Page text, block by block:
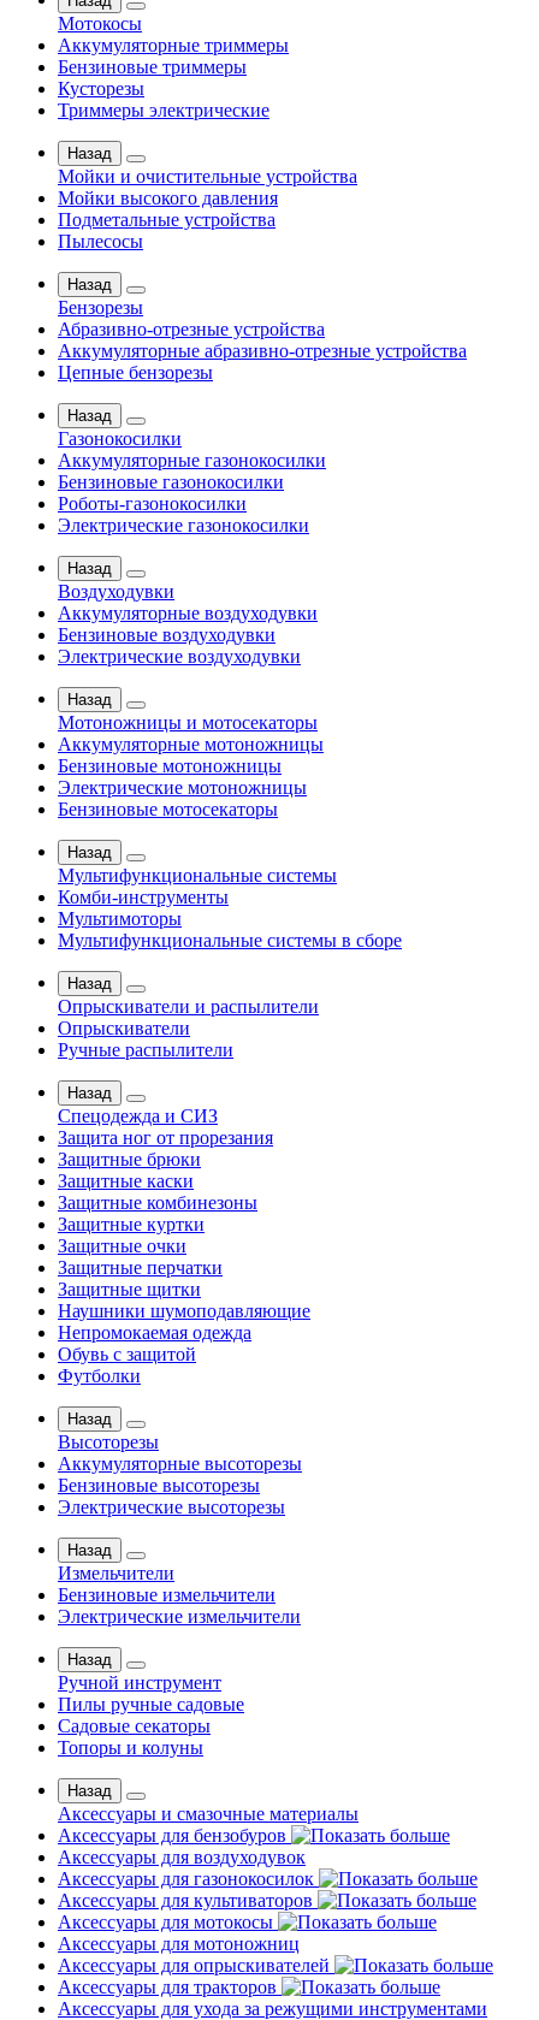
Мотокосы
Аккумуляторные триммеры
Бензиновые триммеры
Кусторезы
Триммеры электрические
Назад
Мойки и очистительные устройства
Мойки высокого давления
Подметальные устройства
Пылесосы
Назад
Бензорезы
Абразивно-отрезные устройства
Аккумуляторные абразивно-отрезные устройства
Цепные бензорезы
Назад
Газонокосилки
Аккумуляторные газонокосилки
Бензиновые газонокосилки
Роботы-газонокосилки
Электрические газонокосилки
Назад
Воздуходувки
Аккумуляторные воздуходувки
Бензиновые воздуходувки
Электрические воздуходувки
Назад
Мотоножницы и мотосекаторы
Аккумуляторные мотоножницы
Бензиновые мотоножницы
Электрические мотоножницы
Бензиновые мотосекаторы
Назад
Мультифункциональные системы
Комби-инструменты
Мультимоторы
Мультифункциональные системы в сборе
Назад
Опрыскиватели и распылители
Опрыскиватели
Ручные распылители
Назад
Спецодежда и СИЗ
Защита ног от прорезания
Защитные брюки
Защитные каски
Защитные комбинезоны
Защитные куртки
Защитные очки
Защитные перчатки
Защитные щитки
Наушники шумоподавляющие
Непромокаемая одежда
Обувь с защитой
Футболки
Назад
Высоторезы
Аккумуляторные высоторезы
Бензиновые высоторезы
Электрические высоторезы
Назад
Измельчители
Бензиновые измельчители
Электрические измельчители
Назад
Ручной инструмент
Пилы ручные садовые
Садовые секаторы
Топоры и колуны
Назад
Аксессуары и смазочные материалы
Аксессуары для бензобуров
Аксессуары для воздуходувок
Аксессуары для газонокосилок
Аксессуары для культиваторов
Аксессуары для мотокосы
Аксессуары для мотоножниц
Аксессуары для опрыскивателей
Аксессуары для тракторов
Аксессуары для ухода за режущими инструментами